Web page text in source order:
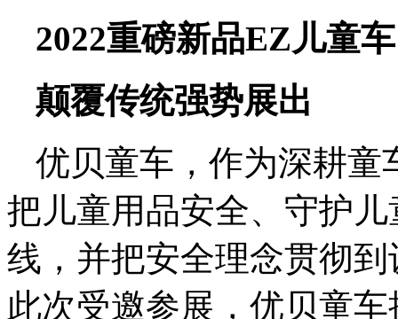
2022重磅新品EZ儿童车
颠覆传统强势展出
优贝童车，作为深耕童
把儿童用品安全、守护
线，并把安全理念贯彻
此次受邀参展，优贝童